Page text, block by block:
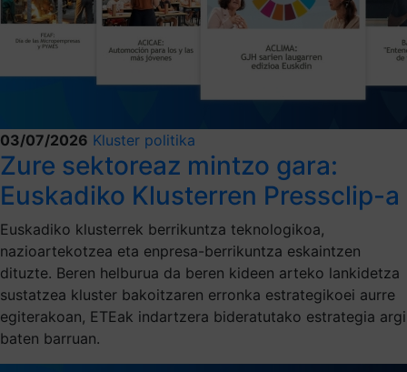
03/07/2026 Kluster politika
Zure sektoreaz mintzo gara:
Euskadiko Klusterren Pressclip-a
Euskadiko klusterrek berrikuntza teknologikoa,
nazioartekotzea eta enpresa-berrikuntza eskaintzen
dituzte. Beren helburua da beren kideen arteko lankidetza
sustatzea kluster bakoitzaren erronka estrategikoei aurre
egiterakoan, ETEak indartzera bideratutako estrategia argi
baten barruan.